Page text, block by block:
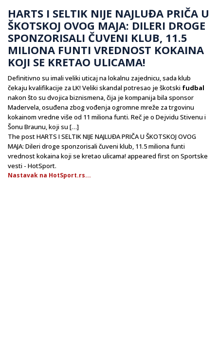
HARTS I SELTIK NIJE NAJLUĐA PRIČA U
ŠKOTSKOJ OVOG MAJA: DILERI DROGE
SPONZORISALI ČUVENI KLUB, 11.5
MILIONA FUNTI VREDNOST KOKAINA
KOJI SE KRETAO ULICAMA!
Definitivno su imali veliki uticaj na lokalnu zajednicu, sada klub
čekaju kvalifikacije za LK! Veliki skandal potresao je škotski fudbal
nakon što su dvojica biznismena, čija je kompanija bila sponsor
Madervela, osuđena zbog vođenja ogromne mreže za trgovinu
kokainom vredne više od 11 miliona funti. Reč je o Dejvidu Stivenu i
Šonu Braunu, koji su […]
The post HARTS I SELTIK NIJE NAJLUĐA PRIČA U ŠKOTSKOJ OVOG
MAJA: Dileri droge sponzorisali čuveni klub, 11.5 miliona funti
vrednost kokaina koji se kretao ulicama! appeared first on Sportske
vesti - HotSport.
Nastavak na HotSport.rs...